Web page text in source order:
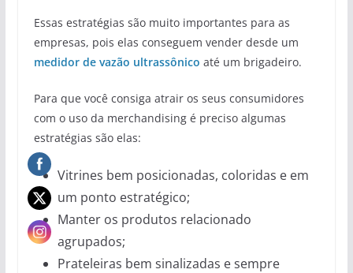
Essas estratégias são muito importantes para as
empresas, pois elas conseguem vender desde um
medidor de vazão ultrassônico até um brigadeiro.
Para que você consiga atrair os seus consumidores
com o uso da merchandising é preciso algumas
estratégias são elas:
Vitrines bem posicionadas, coloridas e em
um ponto estratégico;
Manter os produtos relacionado
agrupados;
Prateleiras bem sinalizadas e sempre